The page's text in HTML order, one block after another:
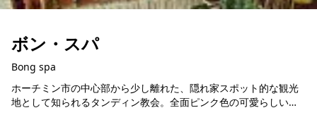
ボン・スパ
Bong spa
ホーチミン市の中心部から少し離れた、隠れ家スポット的な観光
地として知られるタンディン教会。全面ピンク色の可愛らしい教